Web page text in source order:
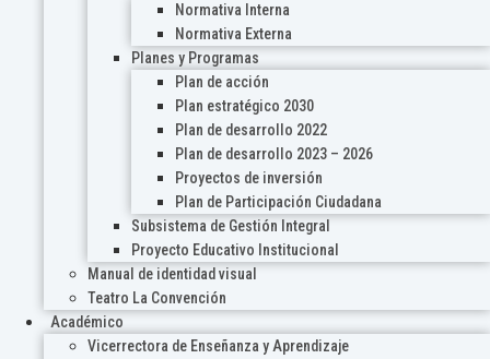
Normativa Interna
Normativa Externa
Planes y Programas
Plan de acción
Plan estratégico 2030
Plan de desarrollo 2022
Plan de desarrollo 2023 – 2026
Proyectos de inversión
Plan de Participación Ciudadana
Subsistema de Gestión Integral
Proyecto Educativo Institucional
Manual de identidad visual
Teatro La Convención
Académico
Vicerrectora de Enseñanza y Aprendizaje